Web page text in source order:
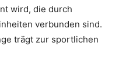
wird, die durch
verbunden sind.
trägt zur sportlichen